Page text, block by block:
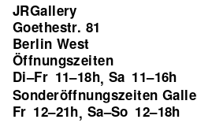
JRGallery
Goethestr. 81
Berlin West
Öffnungszeiten
Di–Fr 11–18h, Sa 11–16h
Sonderöffnungszeiten
Fr 12–21h, Sa–So 12–18h